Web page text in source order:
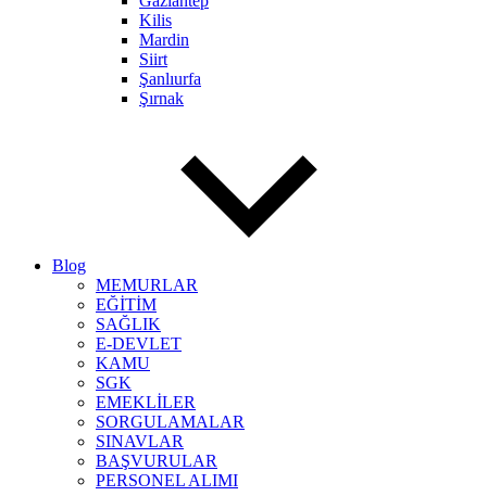
Kilis
Mardin
Siirt
Şanlıurfa
Şırnak
Blog
MEMURLAR
EĞİTİM
SAĞLIK
E-DEVLET
KAMU
SGK
EMEKLİLER
SORGULAMALAR
SINAVLAR
BAŞVURULAR
PERSONEL ALIMI